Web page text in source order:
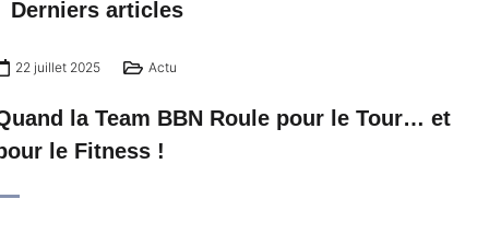
Derniers articles
22 juillet 2025 Actu
la Team BBN Roule pour le Tour… et
le Fitness !